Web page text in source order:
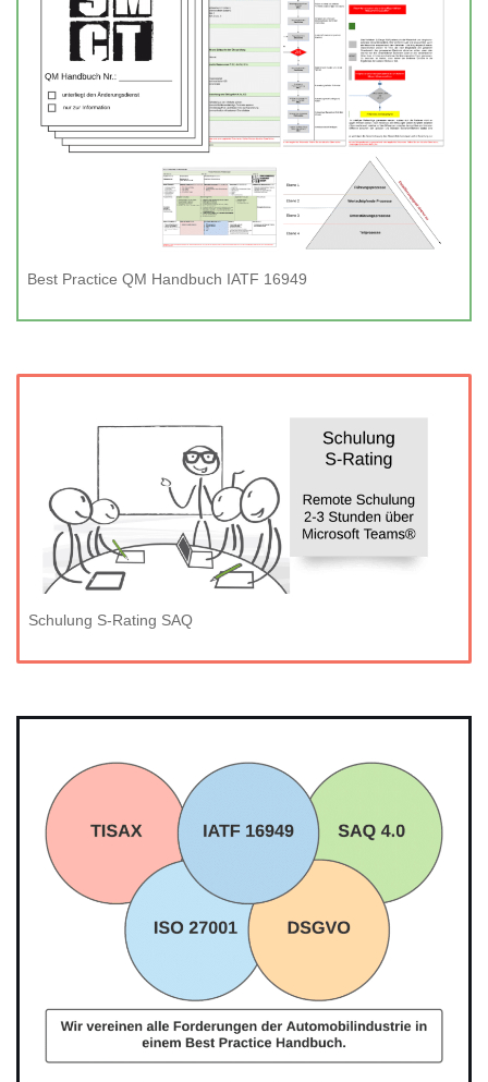
Best Practice QM Handbuch IATF 16949
Schulung S-Rating SAQ